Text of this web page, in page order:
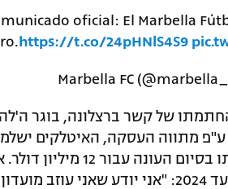
oficial: El Marbella
https://t.co/24pHNlS4S9
של קשר ברצלונה, בוגר
מתווה העסקה, האיטלקים
ויקבלו אופציה לרכוש
יצטרף לבירה האיטלקית עד 2024: "אני